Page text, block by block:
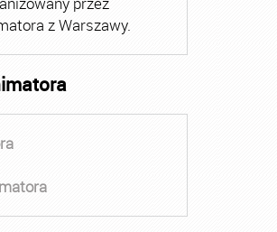
z Warszawy.